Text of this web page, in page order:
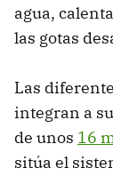
agua,
las gotas
Las
integran a
de unos 16
sitúa el